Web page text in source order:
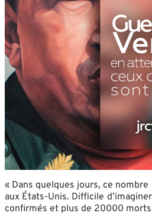
« Dans quelques jours, ce
aux États-Unis. Difficile
confirmés et plus de 20000